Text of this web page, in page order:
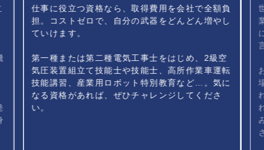
仕事に役立つ資格なら、取得費用を会社で全額負
担。
コストゼロで、自分の武器をどんどん増やし
ていけます。
第一種または第二種電気工事士をはじめ、2級空
気圧装置組立て技能士や技能士、 高所作業車運転
技能講習、産業用ロボット特別教育など…。気に
なる資格があれば、ぜひチャレンジしてくださ
い。